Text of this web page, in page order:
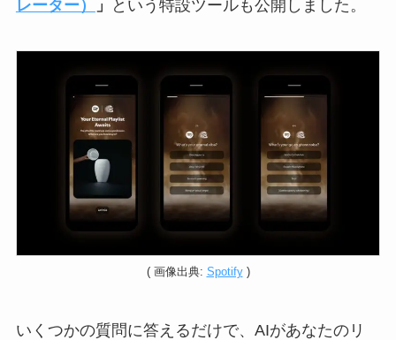
レーター）
」 という特設ツールも公開しました。
( 画像出典: Spotify)
いくつかの質問に答えるだけで、AIがあなたのリ